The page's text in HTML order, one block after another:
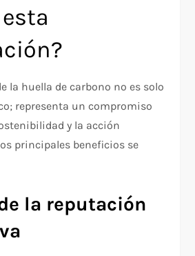
la huella de carbono no es solo
representa un compromiso
y la acción
principales beneficios se
la reputación